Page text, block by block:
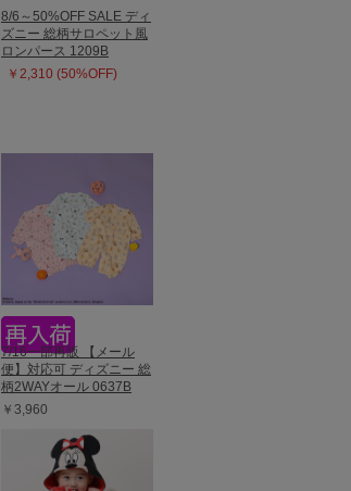
8/6～50%OFF SALE ディ
ズニー 総柄サロペット風
ロンパース 1209B
￥2,310 (50%OFF)
7/16一部再販 【メール
便】対応可 ディズニー 総
柄2WAYオール 0637B
￥3,960